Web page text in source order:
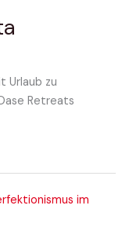
Urlaub zu
Retreats